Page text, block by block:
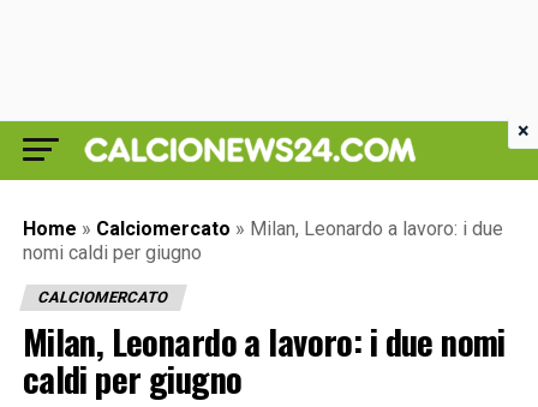
Home » Calciomercato » Milan, Leonardo a lavoro: i due
nomi caldi per giugno
CALCIOMERCATO
Milan, Leonardo a lavoro: i due nomi
caldi per giugno
×